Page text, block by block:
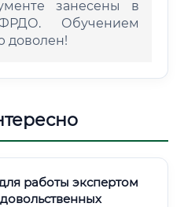
занесены в
Обучением
доволен!
работы экспертом